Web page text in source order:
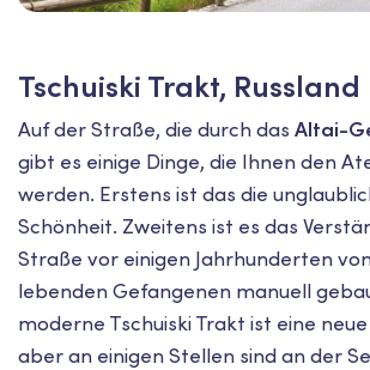
Tschuiski Trakt, Russland
Auf der Straße, die durch das Altai-
gibt es einige Dinge, die Ihnen den
werden. Erstens ist das die
Schönheit. Zweitens ist es das
Straße vor einigen Jahrhunderten
lebenden Gefangenen manuell
moderne Tschuiski Trakt ist eine
aber an einigen Stellen sind an der